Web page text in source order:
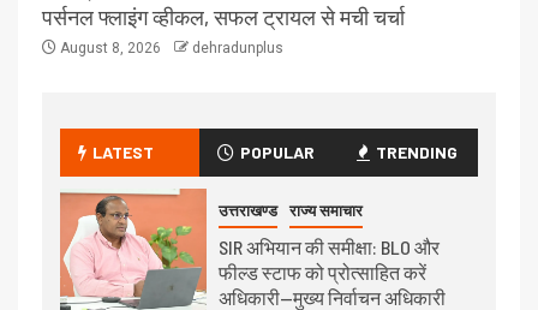
पर्सनल फ्लाइंग व्हीकल, सफल ट्रायल से मची चर्चा
August 8, 2026 dehradunplus
LATEST POPULAR TRENDING
उत्तराखण्ड राज्य समाचार
SIR अभियान की समीक्षा: BLO और
फील्ड स्टाफ को प्रोत्साहित करें
अधिकारी—मुख्य निर्वाचन अधिकारी